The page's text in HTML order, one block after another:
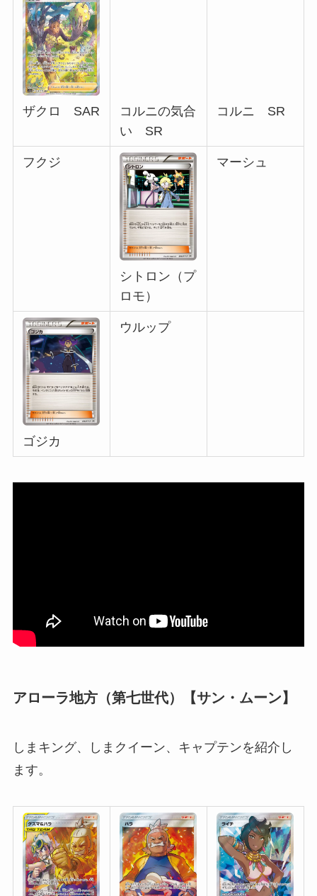
ザクロ SAR
コルニの気合
い SR
コルニ SR
フクジ
シトロン（プ
ロモ）
マーシュ
ゴジカ
ウルップ
アローラ地方（第七世代）【サン・ムーン】
しまキング、しまクイーン、キャプテンを紹介し
ます。